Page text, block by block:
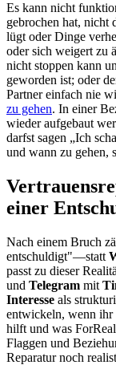
Es kann nicht
gebrochen hat, nicht
lügt oder Dinge
oder sich weigert zu
nicht stoppen kann
geworden ist; oder
Partner einfach nie
zu gehen. In einer
wieder aufgebaut
darfst sagen „Ich
und wann zu gehen,
einer
Nach einem Bruch
entschuldigt"—statt
passt zu dieser
und Telegram mit
Interesse als
entwickeln, wenn
hilft und was
Flaggen und
Reparatur noch